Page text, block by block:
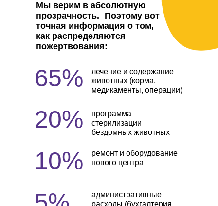
административные
расходы (бухгалтерия,
ремонт и оборудование
нового центра
лечение и содержание
животных (корма,
медикаменты, операции)
программа
стерилизации
бездомных животных
Мы верим в абсолютную
прозрачность. Поэтому вот
точная информация о том,
как распределяются
пожертвования:
10%
65%
20%